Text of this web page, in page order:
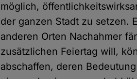
möglich,
der ganzen Stadt zu setzen.
anderen Orten Nachahmer
zusätzlichen Feiertag will,
abschaffen, deren